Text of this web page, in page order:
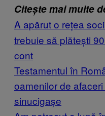
Citește mai multe
​A apărut o rețea
trebuie să plătești
cont
​Testamentul în
oamenilor de
sinucigașe